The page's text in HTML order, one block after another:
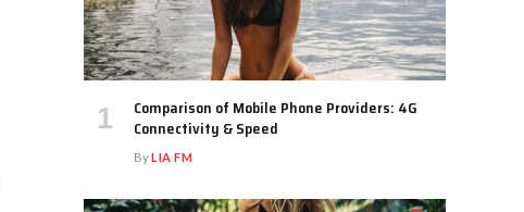
Comparison of Mobile Phone Providers: 4G
Connectivity & Speed
ByLIA FM